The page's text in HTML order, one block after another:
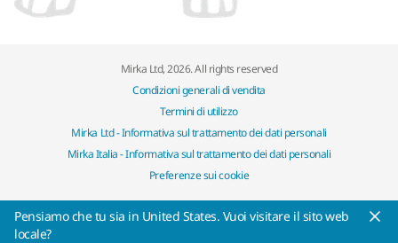
Mirka Ltd, 2026. All rights reserved
Condizioni generali di vendita
Termini di utilizzo
Mirka Ltd - Informativa sul trattamento dei dati personali
Mirka Italia - Informativa sul trattamento dei dati personali
Preferenze sui cookie
Pensiamo che tu sia in United States. Vuoi visitare il sito web
locale?